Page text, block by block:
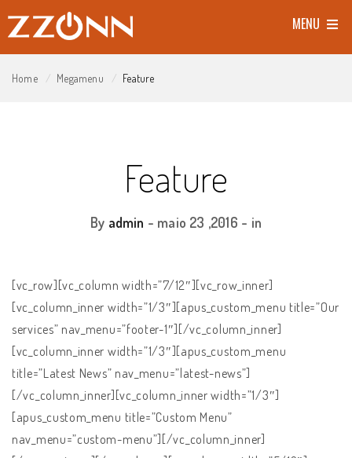
MENU
Home Megamenu Feature
Feature
By admin - maio 23 ,2016 - in
[vc_row][vc_column width=”7/12″][vc_row_inner]
[vc_column_inner width=”1/3″][apus_custom_menu title=”Our
services” nav_menu=”footer-1″][/vc_column_inner]
[vc_column_inner width=”1/3″][apus_custom_menu
title=”Latest News” nav_menu=”latest-news”]
[/vc_column_inner][vc_column_inner width=”1/3″]
[apus_custom_menu title=”Custom Menu”
nav_menu=”custom-menu”][/vc_column_inner]